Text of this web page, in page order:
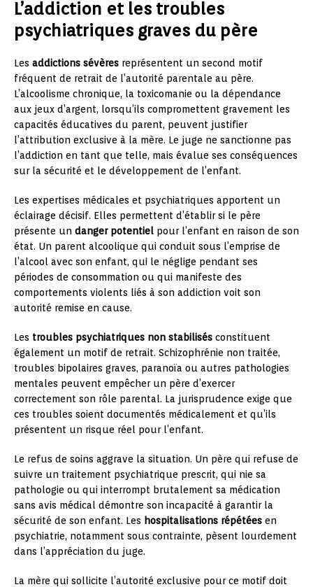
L’addiction et les troubles
psychiatriques graves du père
Les addictions sévères représentent un second motif
fréquent de retrait de l’autorité parentale au père.
L’alcoolisme chronique, la toxicomanie ou la dépendance
aux jeux d’argent, lorsqu’ils compromettent gravement les
capacités éducatives du parent, peuvent justifier
l’attribution exclusive à la mère. Le juge ne sanctionne pas
l’addiction en tant que telle, mais évalue ses conséquences
sur la sécurité et le développement de l’enfant.
Les expertises médicales et psychiatriques apportent un
éclairage décisif. Elles permettent d’établir si le père
présente un danger potentiel pour l’enfant en raison de son
état. Un parent alcoolique qui conduit sous l’emprise de
l’alcool avec son enfant, qui le néglige pendant ses
périodes de consommation ou qui manifeste des
comportements violents liés à son addiction voit son
autorité remise en cause.
Les troubles psychiatriques non stabilisés constituent
également un motif de retrait. Schizophrénie non traitée,
troubles bipolaires graves, paranoïa ou autres pathologies
mentales peuvent empêcher un père d’exercer
correctement son rôle parental. La jurisprudence exige que
ces troubles soient documentés médicalement et qu’ils
présentent un risque réel pour l’enfant.
Le refus de soins aggrave la situation. Un père qui refuse de
suivre un traitement psychiatrique prescrit, qui nie sa
pathologie ou qui interrompt brutalement sa médication
sans avis médical démontre son incapacité à garantir la
sécurité de son enfant. Les hospitalisations répétées en
psychiatrie, notamment sous contrainte, pèsent lourdement
dans l’appréciation du juge.
La mère qui sollicite l’autorité exclusive pour ce motif doit